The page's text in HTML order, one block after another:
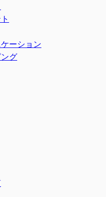
ーション
グ